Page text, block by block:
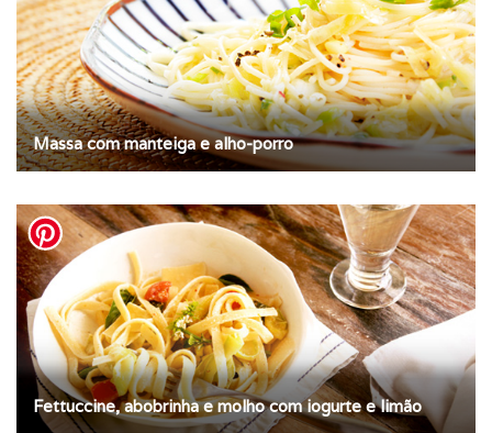
Massa com manteiga e alho-porro
Fettuccine, abobrinha e molho com iogurte e limão